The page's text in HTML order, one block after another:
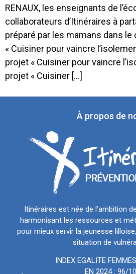
RENAUX, les enseignants de
collaborateurs d’Itinéraires à
préparé par les mamans dans le
« Cuisiner pour vaincre
projet « Cuisiner pour vaincre
projet « Cuisiner […]
À propos de
Itinéraires est née de l’ambition
harmonisant les ressources et
pour mieux servir la jeunesse
situation de
INDEX EGALITE
EN 2024 : 96/